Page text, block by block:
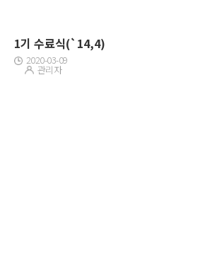
1기 수료식(`14,4)
2020-03-09
관리자